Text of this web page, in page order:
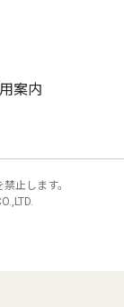
案内
止します。